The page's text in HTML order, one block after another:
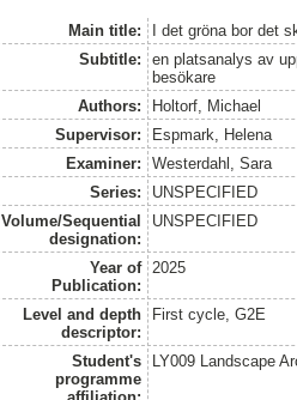
Main title:
I det gröna bor det
Subtitle:
en platsanalys av
besökare
Authors:
Holtorf, Michael
Supervisor:
Espmark, Helena
Examiner:
Westerdahl, Sara
Series:
UNSPECIFIED
Volume/Sequential
designation:
UNSPECIFIED
Year of
Publication:
2025
Level and depth
descriptor:
First cycle, G2E
Student's
programme
LY009 Landscape